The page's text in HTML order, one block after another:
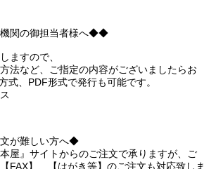
関の御担当者様へ◆◆
ますので、
法など、ご指定の内容がございましたらお
式、PDF形式で発行も可能です。
が難しい方へ◆
屋』サイトからのご注文で承りますが、ご
FAX】、【はがき等】のご注文も対応致しま